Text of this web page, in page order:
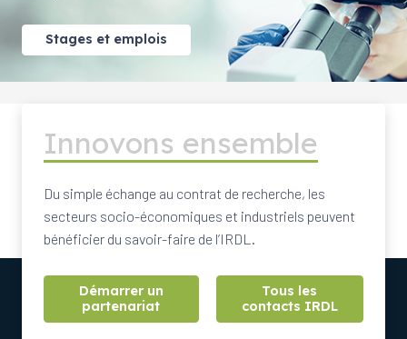
Stages et emplois
Innovons ensemble
Du simple échange au contrat de recherche, les
secteurs socio-économiques et industriels peuvent
bénéficier du savoir-faire de l’IRDL.
Démarrer un
partenariat
Tous les
contacts IRDL